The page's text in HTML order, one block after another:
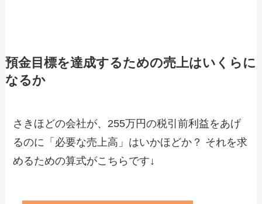
預金目標を達成するための売上はいくらに
なるか
さきほどの会社が、255万円の税引前利益をあげ
るのに「必要な売上高」はいかほどか？ それを求
めるための算式がこちらです↓